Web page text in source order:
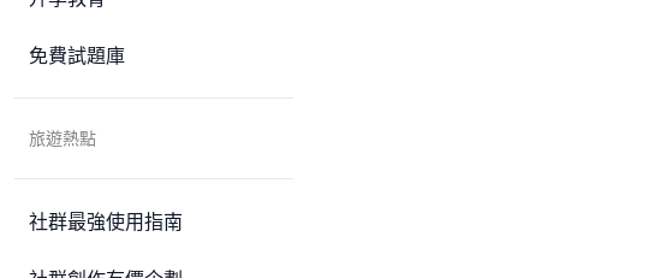
免費試題庫
旅遊熱點
社群最強使用指南